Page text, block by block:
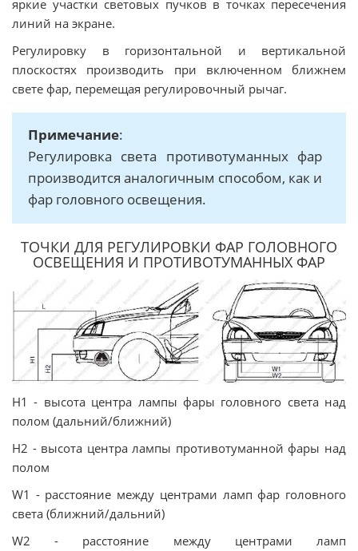
яркие участки световых пучков в точках пересечения
линий на экране.
Регулировку в горизонтальной и вертикальной
плоскостях производить при включенном ближнем
свете фар, перемещая регулировочный рычаг.
Примечание:
Регулировка света противотуманных фар
производится аналогичным способом, как и
фар головного освещения.
ТОЧКИ ДЛЯ РЕГУЛИРОВКИ ФАР ГОЛОВНОГО
ОСВЕЩЕНИЯ И ПРОТИВОТУМАННЫХ ФАР
Н1 - высота центра лампы фары головного света над
полом (дальний/ближний)
Н2 - высота центра лампы противотуманной фары над
полом
W1 - расстояние между центрами ламп фар головного
света (ближний/дальний)
W2 - расстояние между центрами ламп